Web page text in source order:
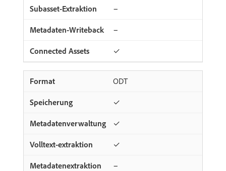
−
−
✓
ODT
✓
✓
✓
−